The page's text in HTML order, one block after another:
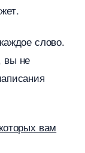
слово.
вы не
вам